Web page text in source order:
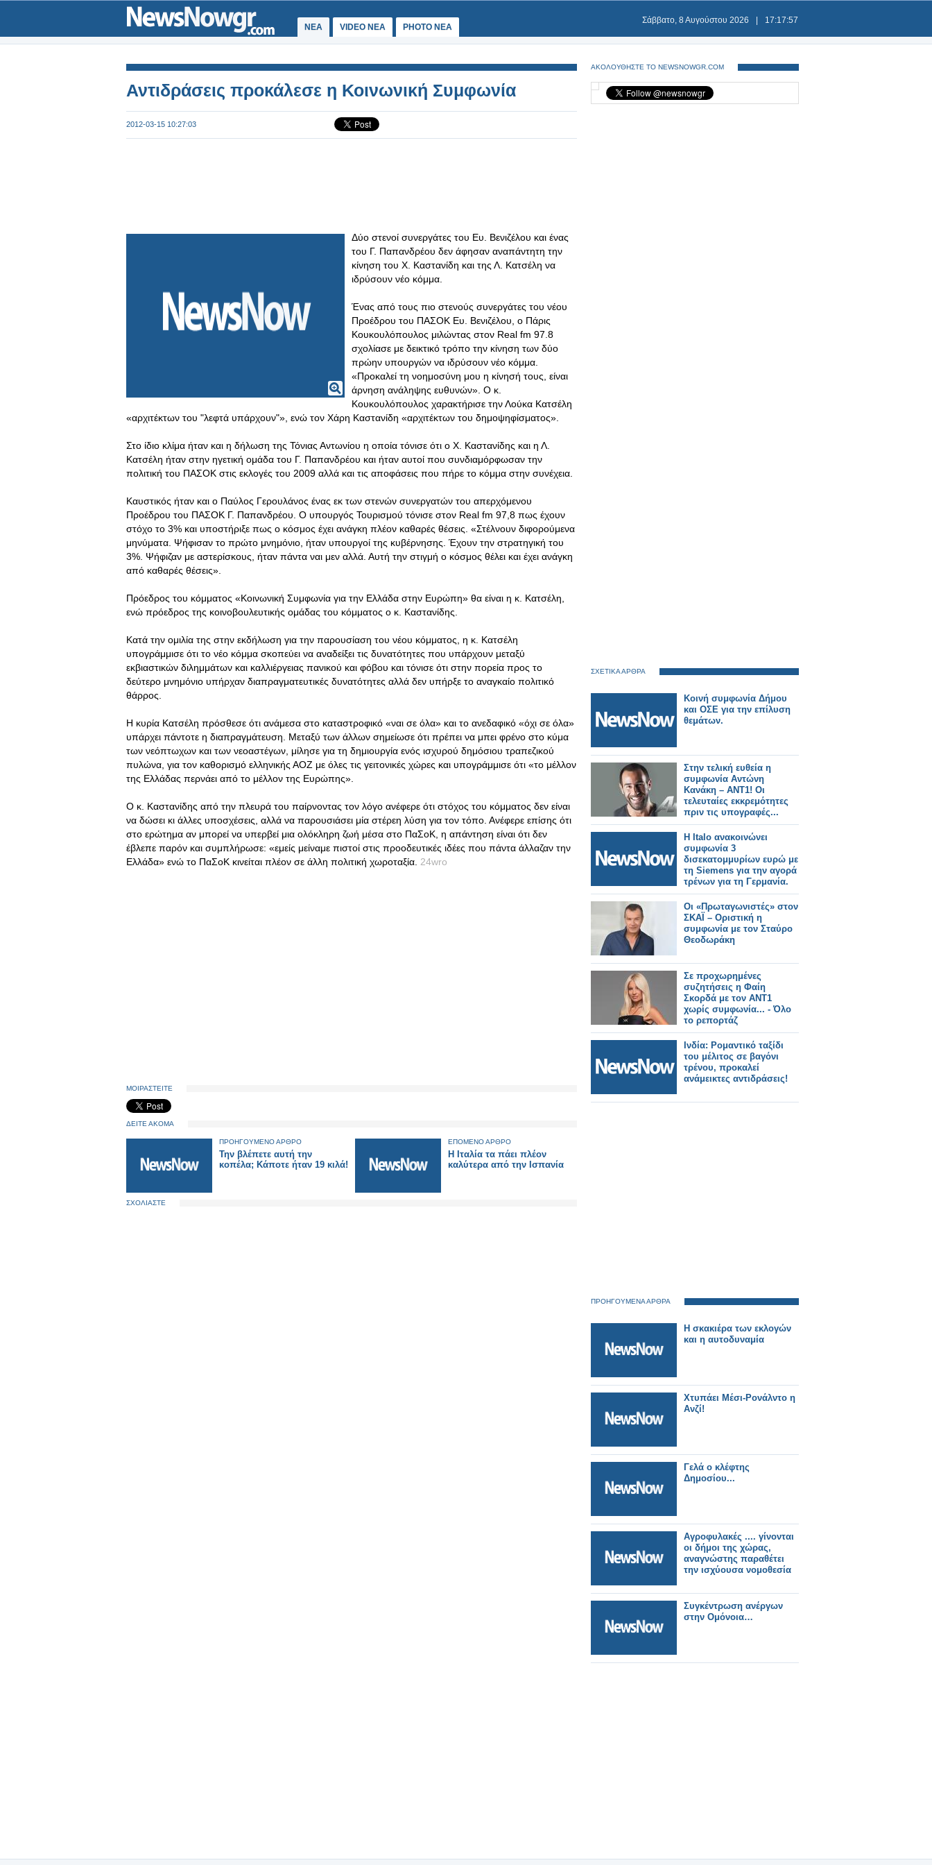
ΝΕΑ VIDEO NEA PHOTO NEA
Σάββατο, 8 Αυγούστου 2026 17:17:57
Αντιδράσεις προκάλεσε η Κοινωνική Συμφωνία
2012-03-15 10:27:03
Δύο στενοί συνεργάτες του Ευ. Βενιζέλου και ένας
του Γ. Παπανδρέου δεν άφησαν αναπάντητη την
κίνηση του Χ. Καστανίδη και της Λ. Κατσέλη να
ιδρύσουν νέο κόμμα.
Ένας από τους πιο στενούς συνεργάτες του νέου
Προέδρου του ΠΑΣΟΚ Ευ. Βενιζέλου, ο Πάρις
Κουκουλόπουλος μιλώντας στον Real fm 97.8
σχολίασε με δεικτικό τρόπο την κίνηση των δύο
πρώην υπουργών να ιδρύσουν νέο κόμμα.
«Προκαλεί τη νοημοσύνη μου η κίνησή τους, είναι
άρνηση ανάληψης ευθυνών». Ο κ.
Κουκουλόπουλος χαρακτήρισε την Λούκα Κατσέλη
«αρχιτέκτων του "λεφτά υπάρχουν"», ενώ τον Χάρη Καστανίδη «αρχιτέκτων του δημοψηφίσματος».
Στο ίδιο κλίμα ήταν και η δήλωση της Τόνιας Αντωνίου η οποία τόνισε ότι ο Χ. Καστανίδης και η Λ.
Κατσέλη ήταν στην ηγετική ομάδα του Γ. Παπανδρέου και ήταν αυτοί που συνδιαμόρφωσαν την
πολιτική του ΠΑΣΟΚ στις εκλογές του 2009 αλλά και τις αποφάσεις που πήρε το κόμμα στην συνέχεια.
Καυστικός ήταν και ο Παύλος Γερουλάνος ένας εκ των στενών συνεργατών του απερχόμενου
Προέδρου του ΠΑΣΟΚ Γ. Παπανδρέου. Ο υπουργός Τουρισμού τόνισε στον Real fm 97,8 πως έχουν
στόχο το 3% και υποστήριξε πως ο κόσμος έχει ανάγκη πλέον καθαρές θέσεις. «Στέλνουν διφορούμενα
μηνύματα. Ψήφισαν το πρώτο μνημόνιο, ήταν υπουργοί της κυβέρνησης. Έχουν την στρατηγική του
3%. Ψήφιζαν με αστερίσκους, ήταν πάντα ναι μεν αλλά. Αυτή την στιγμή ο κόσμος θέλει και έχει ανάγκη
από καθαρές θέσεις».
Πρόεδρος του κόμματος «Κοινωνική Συμφωνία για την Ελλάδα στην Ευρώπη» θα είναι η κ. Κατσέλη,
ενώ πρόεδρος της κοινοβουλευτικής ομάδας του κόμματος ο κ. Καστανίδης.
Κατά την ομιλία της στην εκδήλωση για την παρουσίαση του νέου κόμματος, η κ. Κατσέλη
υπογράμμισε ότι το νέο κόμμα σκοπεύει να αναδείξει τις δυνατότητες που υπάρχουν μεταξύ
εκβιαστικών διλημμάτων και καλλιέργειας πανικού και φόβου και τόνισε ότι στην πορεία προς το
δεύτερο μνημόνιο υπήρχαν διαπραγματευτικές δυνατότητες αλλά δεν υπήρξε το αναγκαίο πολιτικό
θάρρος.
Η κυρία Κατσέλη πρόσθεσε ότι ανάμεσα στο καταστροφικό «ναι σε όλα» και το ανεδαφικό «όχι σε όλα»
υπάρχει πάντοτε η διαπραγμάτευση. Μεταξύ των άλλων σημείωσε ότι πρέπει να μπει φρένο στο κύμα
των νεόπτωχων και των νεοαστέγων, μίλησε για τη δημιουργία ενός ισχυρού δημόσιου τραπεζικού
πυλώνα, για τον καθορισμό ελληνικής ΑΟΖ με όλες τις γειτονικές χώρες και υπογράμμισε ότι «το μέλλον
της Ελλάδας περνάει από το μέλλον της Ευρώπης».
Ο κ. Καστανίδης από την πλευρά του παίρνοντας τον λόγο ανέφερε ότι στόχος του κόμματος δεν είναι
να δώσει κι άλλες υποσχέσεις, αλλά να παρουσιάσει μία στέρεη λύση για τον τόπο. Ανέφερε επίσης ότι
στο ερώτημα αν μπορεί να υπερβεί μια ολόκληρη ζωή μέσα στο ΠαΣοΚ, η απάντηση είναι ότι δεν
έβλεπε παρόν και συμπλήρωσε: «εμείς μείναμε πιστοί στις προοδευτικές ιδέες που πάντα άλλαζαν την
Ελλάδα» ενώ το ΠαΣοΚ κινείται πλέον σε άλλη πολιτική χωροταξία. 24wro
ΜΟΙΡΑΣΤΕΙΤΕ
ΔΕΙΤΕ ΑΚΟΜΑ
ΠΡΟΗΓΟΥΜΕΝΟ ΑΡΘΡΟ
Την βλέπετε αυτή την
κοπέλα; Κάποτε ήταν 19 κιλά!
ΕΠΟΜΕΝΟ ΑΡΘΡΟ
Η Ιταλία τα πάει πλέον
καλύτερα από την Ισπανία
ΣΧΟΛΙΑΣΤΕ
ΑΚΟΛΟΥΘΗΣΤΕ ΤΟ NEWSNOWGR.COM
ΣΧΕΤΙΚΑ ΑΡΘΡΑ
Κοινή συμφωνία Δήμου
και ΟΣΕ για την επίλυση
θεμάτων.
Στην τελική ευθεία η
συμφωνία Αντώνη
Κανάκη – ΑΝΤ1! Οι
τελευταίες εκκρεμότητες
πριν τις υπογραφές...
Η Italo ανακοινώνει
συμφωνία 3
δισεκατομμυρίων ευρώ με
τη Siemens για την αγορά
τρένων για τη Γερμανία.
Οι «Πρωταγωνιστές» στον
ΣΚΑΪ – Οριστική η
συμφωνία με τον Σταύρο
Θεοδωράκη
Σε προχωρημένες
συζητήσεις η Φαίη
Σκορδά με τον ΑΝΤ1
χωρίς συμφωνία... - Όλο
το ρεπορτάζ
Ινδία: Ρομαντικό ταξίδι
του μέλιτος σε βαγόνι
τρένου, προκαλεί
ανάμεικτες αντιδράσεις!
ΠΡΟΗΓΟΥΜΕΝΑ ΑΡΘΡΑ
Η σκακιέρα των εκλογών
και η αυτοδυναμία
Χτυπάει Μέσι-Ρονάλντο η
Ανζί!
Γελά ο κλέφτης
Δημοσίου...
Αγροφυλακές .... γίνονται
οι δήμοι της χώρας,
αναγνώστης παραθέτει
την ισχύουσα νομοθεσία
Συγκέντρωση ανέργων
στην Ομόνοια…